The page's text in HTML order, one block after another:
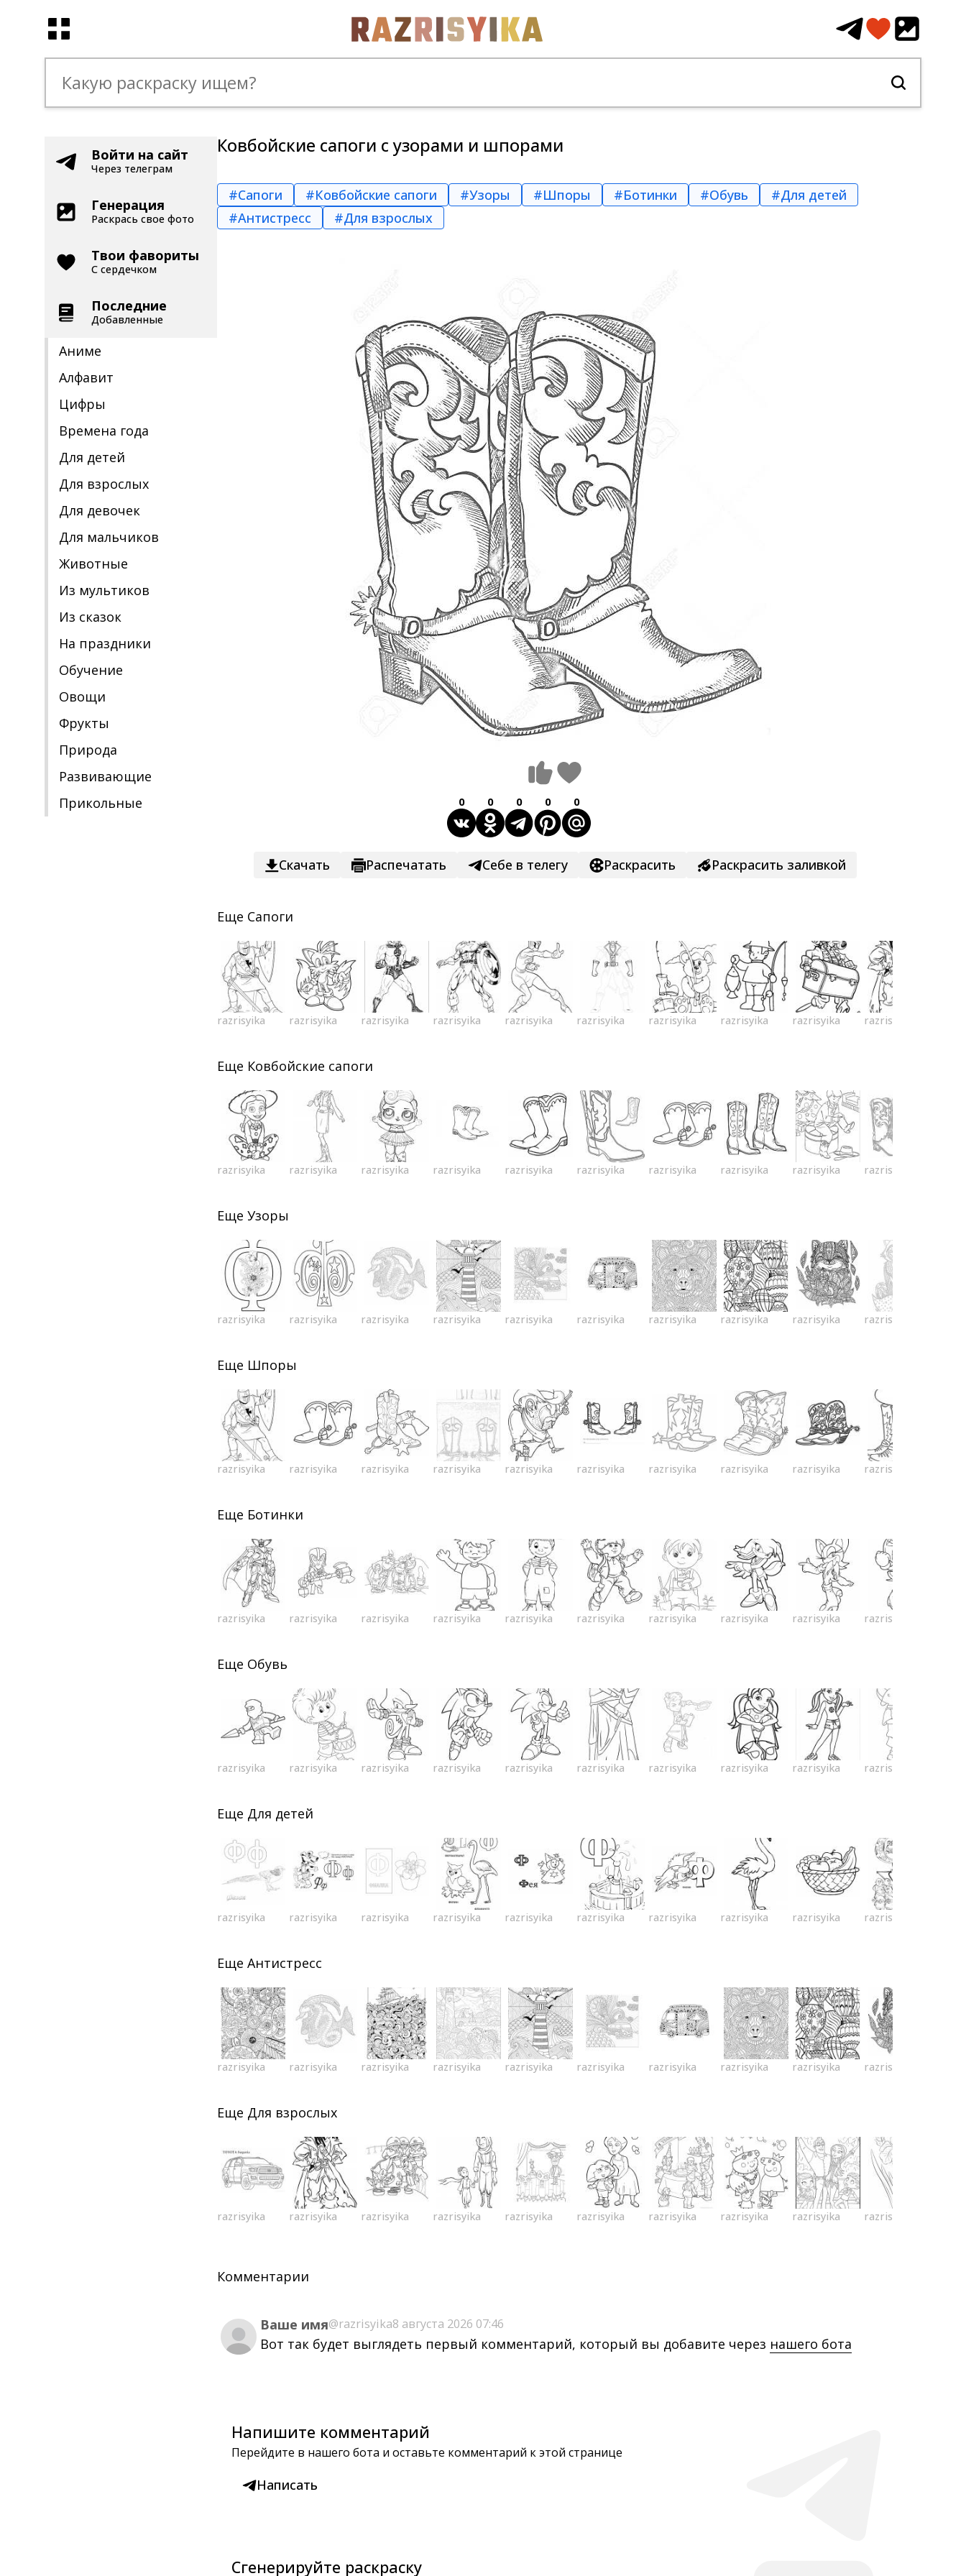
Войти на сайт
Через телеграм
Генерация
Раскрась свое фото
Твои фавориты
С сердечком
Последние
Добавленные
Аниме
Алфавит
Цифры
Времена года
Для детей
Для взрослых
Для девочек
Для мальчиков
Животные
Из мультиков
Из сказок
На праздники
Обучение
Овощи
Фрукты
Природа
Развивающие
Прикольные
Ковбойские сапоги с узорами и шпорами
#Сапоги #Ковбойские сапоги #Узоры #Шпоры #Ботинки #Обувь
#Для детей
#Антистресс
#Для взрослых
0 0 0 0 0
Скачать Распечатать Себе в телегу Раскрасить Раскрасить заливкой
Еще Сапоги
razrisyika razrisyika razrisyika razrisyika razrisyika razrisyika razrisyika razrisyika razrisyika razrisyika
Еще Ковбойские сапоги
razrisyika razrisyika razrisyika razrisyika razrisyika razrisyika razrisyika razrisyika razrisyika razrisyika
Еще Узоры
razrisyika razrisyika razrisyika razrisyika razrisyika razrisyika razrisyika razrisyika razrisyika razrisyika
Еще Шпоры
razrisyika razrisyika razrisyika razrisyika razrisyika razrisyika razrisyika razrisyika razrisyika razrisyika
Еще Ботинки
razrisyika razrisyika razrisyika razrisyika razrisyika razrisyika razrisyika razrisyika razrisyika razrisyika
Еще Обувь
razrisyika razrisyika razrisyika razrisyika razrisyika razrisyika razrisyika razrisyika razrisyika razrisyika
Еще Для детей
razrisyika razrisyika razrisyika razrisyika razrisyika razrisyika razrisyika razrisyika razrisyika razrisyika
Еще Антистресс
razrisyika razrisyika razrisyika razrisyika razrisyika razrisyika razrisyika razrisyika razrisyika razrisyika
Еще Для взрослых
razrisyika razrisyika razrisyika razrisyika razrisyika razrisyika razrisyika razrisyika razrisyika razrisyika
Комментарии
Ваше имя@razrisyika8 августа 2026 07:46
Вот так будет выглядеть первый комментарий, который вы добавите через нашего бота
Напишите комментарий
Перейдите в нашего бота и оставьте комментарий к этой странице
Написать
Сгенерируйте раскраску